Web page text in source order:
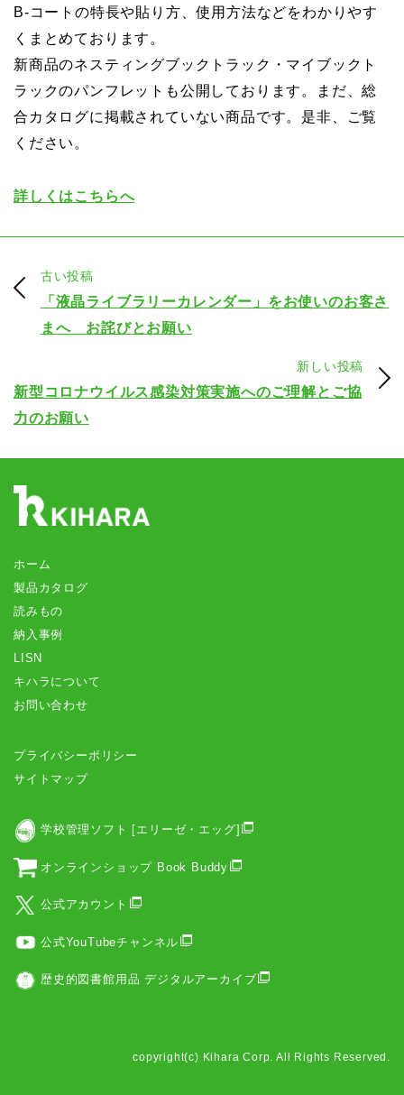
B-コートの特長や貼り方、使用方法などをわかりやす
くまとめております。
新商品のネスティングブックトラック・マイブックト
ラックのパンフレットも公開しております。まだ、総
合カタログに掲載されていない商品です。是非、ご覧
ください。
詳しくはこちらへ
古い投稿
「液晶ライブラリーカレンダー」をお使いのお客さ
まへ お詫びとお願い
新しい投稿
新型コロナウイルス感染対策実施へのご理解とご協
力のお願い
ホーム
製品カタログ
読みもの
納入事例
LISN
キハラについて
お問い合わせ
プライバシーポリシー
サイトマップ
学校管理ソフト [エリーゼ・エッグ]
オンラインショップ Book Buddy
公式アカウント
公式YouTubeチャンネル
歴史的図書館用品 デジタルアーカイブ
copyright(c) Kihara Corp. All Rights Reserved.